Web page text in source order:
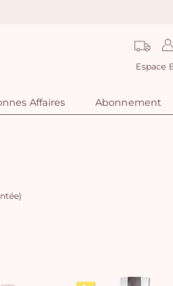
Espace
Affaires Abonnement